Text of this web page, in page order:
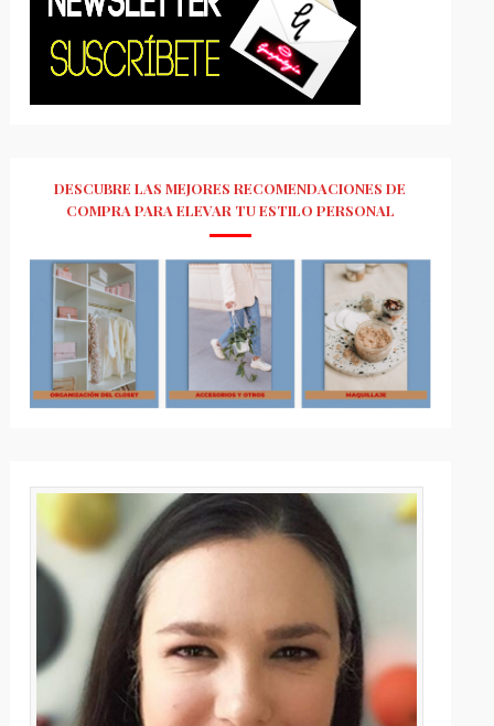
DESCUBRE LAS MEJORES RECOMENDACIONES DE
COMPRA PARA ELEVAR TU ESTILO PERSONAL